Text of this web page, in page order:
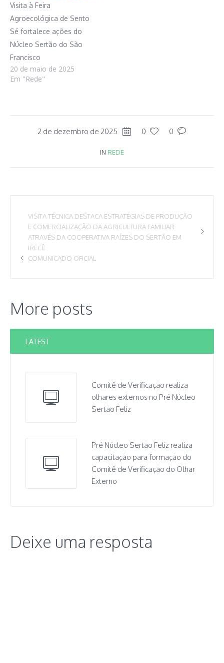
Visita à Feira
Agroecológica de Sento
Sé fortalece ações do
Núcleo Sertão do São
Francisco
20 de maio de 2025
Em "Rede"
2 de dezembro de 2025 0 0
IN REDE
VISITA TÉCNICA DESTACA ESTRATÉGIAS DE PRODUÇÃO
E COMERCIALIZAÇÃO DA AGRICULTURA FAMILIAR
ATRAVÉS DA COOPERATIVA RAÍZES DO SERTÃO EM
IRECÊ
COMUNICADO OFICIAL
More posts
LATEST
Comitê de Verificação realiza
olhares externos no Pré Núcleo
Sertão Feliz
Pré Núcleo Sertão Feliz realiza
capacitação para formação do
Comitê de Verificação do Olhar
Externo
Deixe uma resposta